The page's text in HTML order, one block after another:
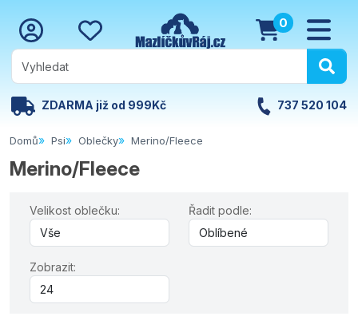
0
ZDARMA již od 999Kč 737 520 104
Domů Psi Oblečky Merino/Fleece
Merino/Fleece
Velikost oblečku: Řadit podle:
Zobrazit: